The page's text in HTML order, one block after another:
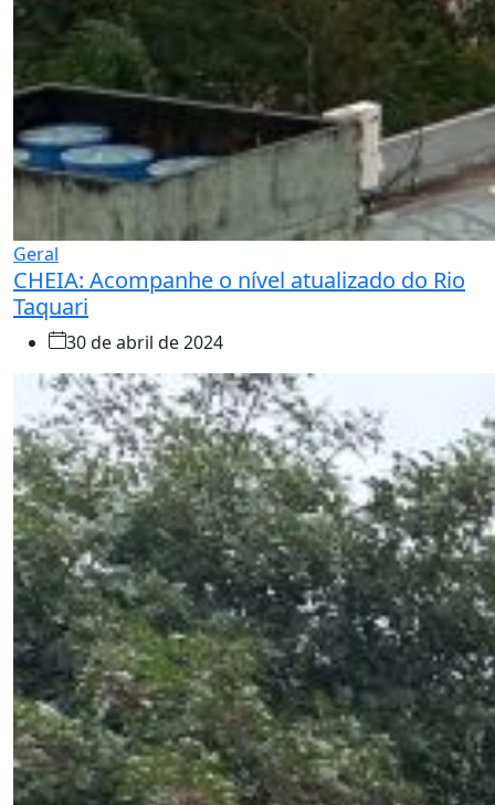
Geral
CHEIA: Acompanhe o nível atualizado do Rio
Taquari
30 de abril de 2024